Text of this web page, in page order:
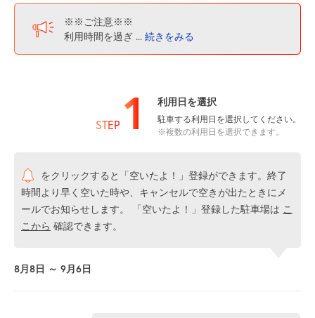
※※ご注意※※
利用時間を過ぎ ... 続きをみる
STEP 1 利用日を選択
駐車する利用日を選択してください。
※複数の利用日を選択できます。
をクリックすると「空いたよ！」登録ができます。終了
時間より早く空いた時や、キャンセルで空きが出たときにメ
ールでお知らせします。 「空いたよ！」登録した駐車場は こ
こから 確認できます。
8月8日 ～ 9月6日